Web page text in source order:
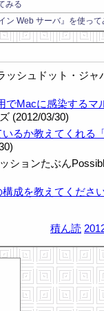
みる
ン Web サーバ』を使っ
ッシュドット・ジャ
Macに感染するマ
(2012/03/30)
るか教えてくれる
ションたぶん
成を教えてくださ
積ん読